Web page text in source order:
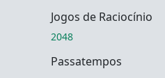
Jogos de Raciocínio
2048
Passatempos